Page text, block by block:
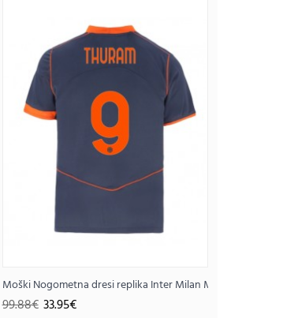
#9 Gostujoči 2025-26 Kratek rokav
Moški Nogometna dresi replika Inter Milan Marcus Thuram
99.88€ 33.95€